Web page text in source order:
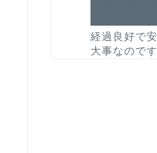
経過良好で
大事なので